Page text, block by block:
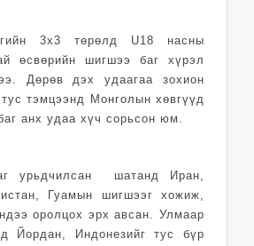
3х3 төрөлд U18 насны
өсвөрийн шигшээ баг хүрэл
Дөрөв дэх удаагаа зохион
тус тэмцээнд Монголын хөвгүүд
анх удаа хүч сорьсон юм.
урьдчилсан шатанд Иран,
Гуамын шигшээг хожиж,
оролцох эрх авсан. Улмаар
Йордан, Индонезийг тус бүр